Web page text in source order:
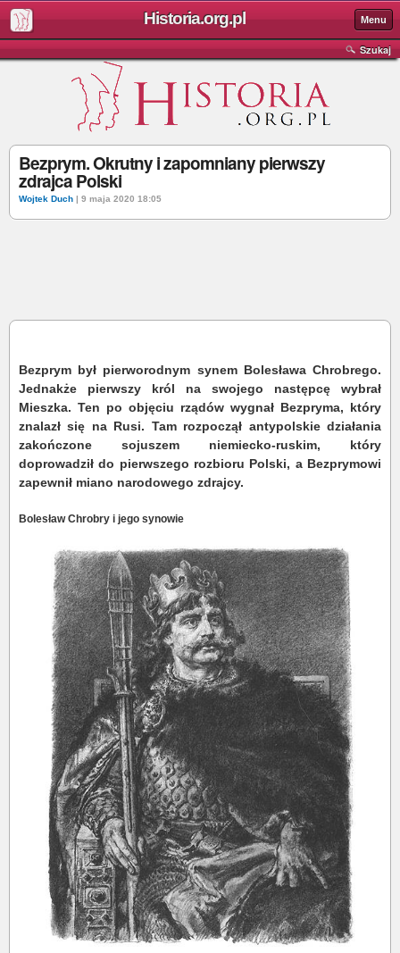
Historia.org.pl Menu
Szukaj
Bezprym. Okrutny i zapomniany pierwszy
zdrajca Polski
Wojtek Duch | 9 maja 2020 18:05
Bezprym był pierworodnym synem Bolesława Chrobrego.
Jednakże pierwszy król na swojego następcę wybrał
Mieszka. Ten po objęciu rządów wygnał Bezpryma, który
znalazł się na Rusi. Tam rozpoczął antypolskie działania
zakończone sojuszem niemiecko-ruskim, który
doprowadził do pierwszego rozbioru Polski, a Bezprymowi
zapewnił miano narodowego zdrajcy.
Bolesław Chrobry i jego synowie